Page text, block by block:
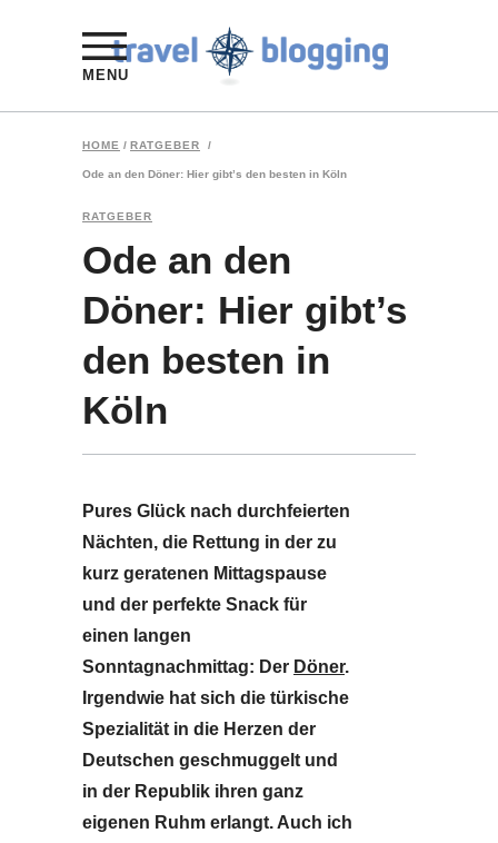
MENU
HOME / RATGEBER /
Ode an den Döner: Hier gibt’s den besten in Köln
RATGEBER
Ode an den
Döner: Hier gibt’s
den besten in
Köln
Pures Glück nach durchfeierten
Nächten, die Rettung in der zu
kurz geratenen Mittagspause
und der perfekte Snack für
einen langen
Sonntagnachmittag: Der Döner.
Irgendwie hat sich die türkische
Spezialität in die Herzen der
Deutschen geschmuggelt und
in der Republik ihren ganz
eigenen Ruhm erlangt. Auch ich